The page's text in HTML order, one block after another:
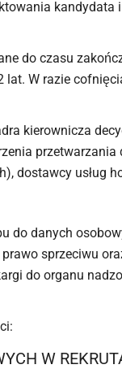
kandydata
do czasu
W razie
kierownicza
przetwarzania
dostawcy usług
do danych
sprzeciwu
do organu
W